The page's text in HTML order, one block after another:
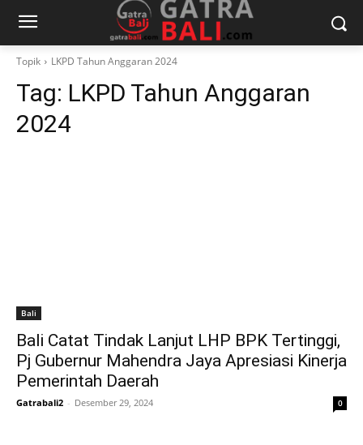
Topik LKPD Tahun Anggaran 2024
Tag: LKPD Tahun Anggaran
2024
Bali
Bali Catat Tindak Lanjut LHP BPK Tertinggi,
Pj Gubernur Mahendra Jaya Apresiasi Kinerja
Pemerintah Daerah
Gatrabali2 - Desember 29, 2024 0